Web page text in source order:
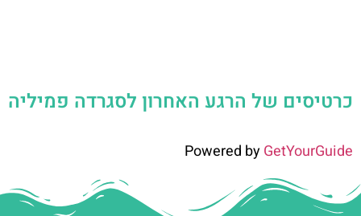
כרטיסים של הרגע האחרון לסגרדה פמיליה
Powered byGetYourGuide